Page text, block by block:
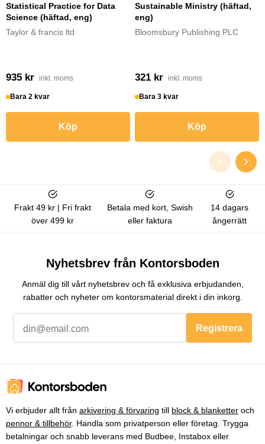
Statistical Practice for Data
Science (häftad, eng)
Taylor & francis ltd
935 kr inkl. moms
Bara 2 kvar
Köp
Sustainable Ministry (häftad,
eng)
Bloomsbury Publishing PLC
321 kr inkl. moms
Bara 3 kvar
Köp
Frakt 49 kr | Fri frakt
över 499 kr
Betala med kort, Swish
eller faktura
14 dagars
ångerrätt
Nyhetsbrev från Kontorsboden
Anmäl dig till vårt nyhetsbrev och få exklusiva erbjudanden,
rabatter och nyheter om kontorsmaterial direkt i din inkorg.
Registrera
Vi erbjuder allt från arkivering & förvaring till block & blanketter och
pennor & tillbehör. Handla som privatperson eller företag. Trygga
betalningar och snabb leverans med Budbee, Instabox eller